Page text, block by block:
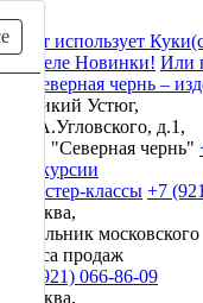
Сайт использует
разделе Новинки! Или
Великий Устюг,
ул. А.Угловского, д.1,
ЗАО "Северная чернь"
Экскурсии
и мастер-классы +7
Москва,
начальник московского
офиса продаж
+7 (921) 066-86-09
Москва,